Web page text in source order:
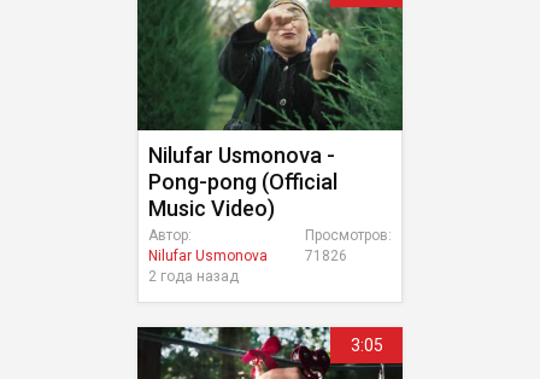
Nilufar Usmonova -
Pong-pong (Official
Music Video)
Просмотров:
71826
Автор:
Nilufar Usmonova
2 года назад
3:05